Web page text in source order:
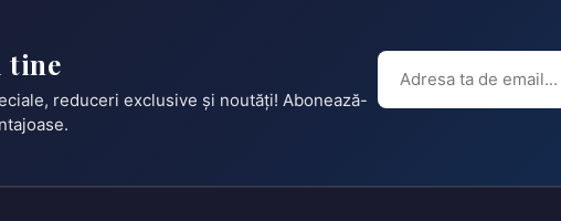
tine
reduceri exclusive și noutăți! Abonează-